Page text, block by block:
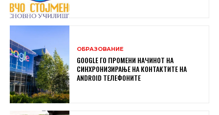
ОБРАЗОВАНИЕ
GOOGLE ГО ПРОМЕНИ НАЧИНОТ НА
СИНХРОНИЗИРАЊЕ НА КОНТАКТИТЕ НА
ANDROID ТЕЛЕФОНИТЕ